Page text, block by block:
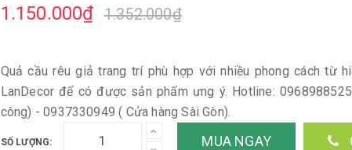
1.150.000₫ 1.352.000₫
Quả cầu rêu giả trang trí phù hợp với nhiều phong cách từ
LanDecor để có được sản phẩm ưng ý. Hotline:
công) - 0937330949 ( Cửa hàng Sài Gòn).
SỐ LƯỢNG: MUA NGAY